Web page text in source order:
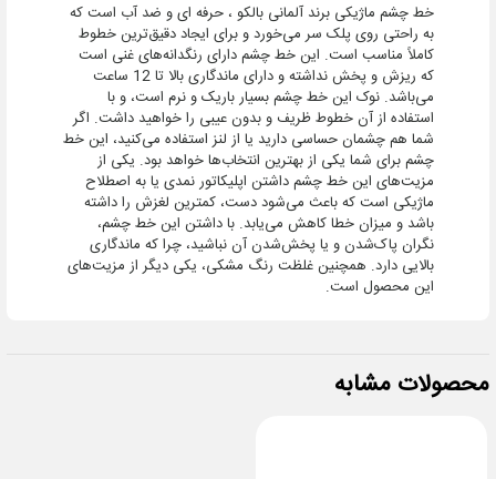
خط چشم ماژیکی برند آلمانی بالکو ، حرفه ای و ضد آب است که
به راحتی روی پلک سر می‌خورد و برای ایجاد دقیق‌ترین خطوط
کاملاً مناسب است. این خط چشم دارای رنگدانه‌های غنی است
که ریزش و پخش نداشته و دارای ماندگاری بالا تا 12 ساعت
می‌باشد. نوک این خط چشم بسیار باریک و نرم است، و با
استفاده از آن خطوط ظریف و بدون عیبی را خواهید داشت. اگر
شما هم چشمان حساسی دارید یا از لنز استفاده می‌کنید، این خط
چشم برای شما یکی از بهترین انتخاب‌ها خواهد بود. یکی از
مزیت‌های این خط چشم داشتن اپلیکاتور نمدی یا به اصطلاح
ماژیکی است که باعث می‌شود دست، کمترین لغزش را داشته
باشد و میزان خطا کاهش می‌یابد. با داشتن این خط چشم،
نگران پاک‌شدن و یا پخش‌شدن آن نباشید، چرا که ماندگاری
بالایی دارد. همچنین غلظت رنگ مشکی، یکی دیگر از مزیت‌های
این محصول است.
محصولات مشابه